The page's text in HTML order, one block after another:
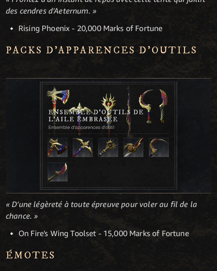
des cendres d'Aeternum. »
Rising Phoenix - 20,000 Marks of Fortune
PACKS D'APPARENCES D'OUTILS
« D'une légèreté à toute épreuve pour voler au fil de la
chance. »
On Fire's Wing Toolset - 15,000 Marks of Fortune
ÉMOTES